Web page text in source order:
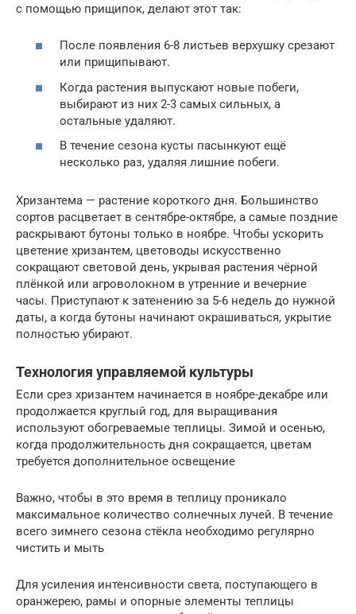
с помощью прищипок, делают этот так:
После появления 6-8 листьев верхушку срезают
или прищипывают.
Когда растения выпускают новые побеги,
выбирают из них 2-3 самых сильных, а
остальные удаляют.
В течение сезона кусты пасынкуют ещё
несколько раз, удаляя лишние побеги.
Хризантема — растение короткого дня. Большинство
сортов расцветает в сентябре-октябре, а самые поздние
раскрывают бутоны только в ноябре. Чтобы ускорить
цветение хризантем, цветоводы искусственно
сокращают световой день, укрывая растения чёрной
плёнкой или агроволокном в утренние и вечерние
часы. Приступают к затенению за 5-6 недель до нужной
даты, а когда бутоны начинают окрашиваться, укрытие
полностью убирают.
Технология управляемой культуры
Если срез хризантем начинается в ноябре-декабре или
продолжается круглый год, для выращивания
используют обогреваемые теплицы. Зимой и осенью,
когда продолжительность дня сокращается, цветам
требуется дополнительное освещение
Важно, чтобы в это время в теплицу проникало
максимальное количество солнечных лучей. В течение
всего зимнего сезона стёкла необходимо регулярно
чистить и мыть
Для усиления интенсивности света, поступающего в
оранжерею, рамы и опорные элементы теплицы